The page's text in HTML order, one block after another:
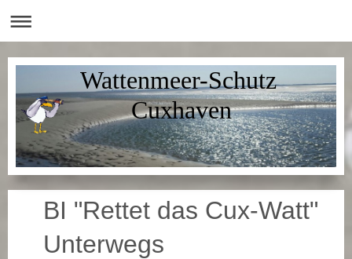
Wattenmeer-Schutz
Cuxhaven
BI "Rettet das Cux-Watt"
Unterwegs